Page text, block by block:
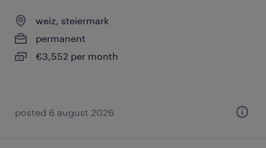
weiz, steiermark
permanent
€3,552 per month
posted 6 august 2026